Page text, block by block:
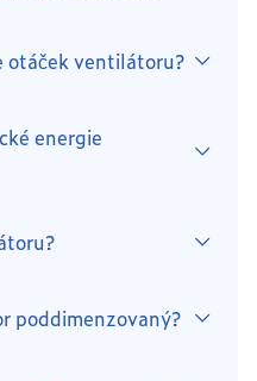
otáček ventilátoru?
energie
poddimenzovaný?